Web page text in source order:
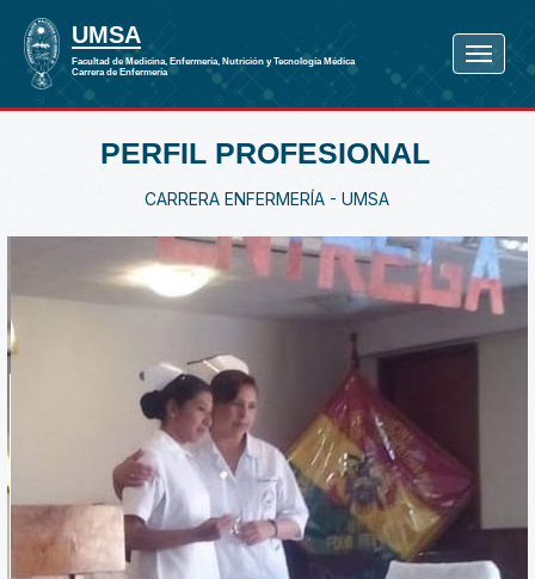
PERFIL PROFESIONAL
CARRERA ENFERMERÍA - UMSA